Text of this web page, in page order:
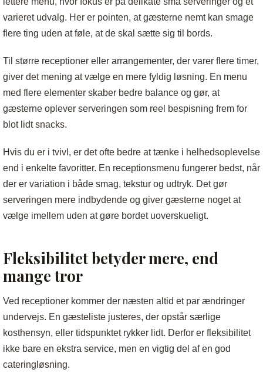
varieret udvalg. Her er pointen, at gæsterne nemt kan smage
flere ting uden at føle, at de skal sætte sig til bords.
Til større receptioner eller arrangementer, der varer flere timer,
giver det mening at vælge en mere fyldig løsning. En menu
med flere elementer skaber bedre balance og gør, at
gæsterne oplever serveringen som reel bespisning frem for
blot lidt snacks.
Hvis du er i tvivl, er det ofte bedre at tænke i helhedsoplevelse
end i enkelte favoritter. En receptionsmenu fungerer bedst, når
der er variation i både smag, tekstur og udtryk. Det gør
serveringen mere indbydende og giver gæsterne noget at
vælge imellem uden at gøre bordet uoverskueligt.
Fleksibilitet betyder mere, end
mange tror
Ved receptioner kommer der næsten altid et par ændringer
undervejs. En gæsteliste justeres, der opstår særlige
kosthensyn, eller tidspunktet rykker lidt. Derfor er fleksibilitet
ikke bare en ekstra service, men en vigtig del af en god
cateringløsning.